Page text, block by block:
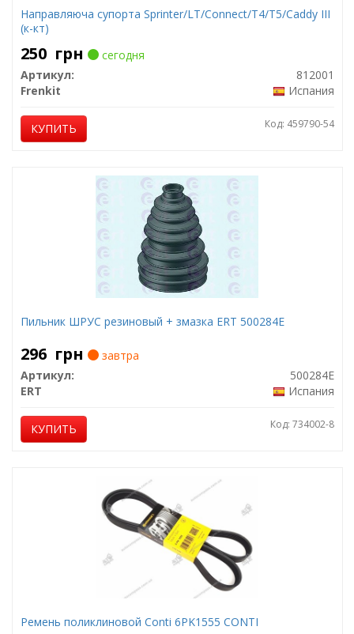
Направляюча супорта Sprinter/LT/Connect/T4/T5/Caddy III
(к-кт)
250 грн
сегодня
Артикул:
812001
Frenkit
Испания
КУПИТЬ Код: 459790-54
Пильник ШРУС резиновый + змазка ERT 500284E
296 грн
завтра
Артикул:
500284E
ERT
Испания
КУПИТЬ Код: 734002-8
Ремень поликлиновой Conti 6PK1555 CONTI